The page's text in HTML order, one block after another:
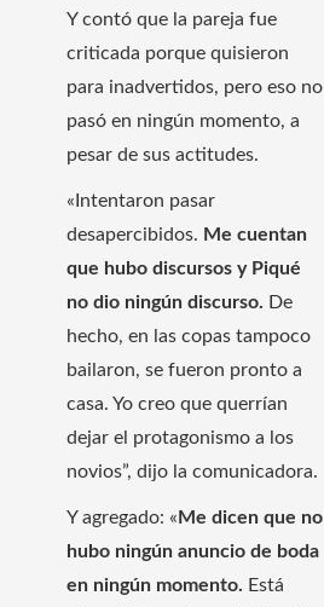
Y contó que la pareja fue
criticada porque quisieron
para inadvertidos, pero eso no
pasó en ningún momento, a
pesar de sus actitudes.
«Intentaron pasar
desapercibidos. Me cuentan
que hubo discursos y Piqué
no dio ningún discurso. De
hecho, en las copas tampoco
bailaron, se fueron pronto a
casa. Yo creo que querrían
dejar el protagonismo a los
novios”, dijo la comunicadora.
Y agregado: « Me dicen que no
hubo ningún anuncio de boda
en ningún momento. Está